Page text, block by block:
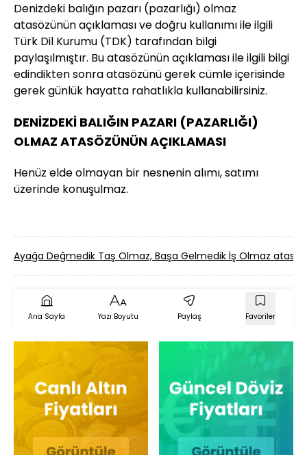
Denizdeki balığın pazarı (pazarlığı) olmaz
atasözünün açıklaması ve doğru kullanımı ile ilgili
Türk Dil Kurumu (TDK) tarafından bilgi
paylaşılmıştır. Bu atasözünün açıklaması ile ilgili bilgi
edindikten sonra atasözünü gerek cümle içerisinde
gerek günlük hayatta rahatlıkla kullanabilirsiniz.
DENİZDEKİ BALIĞIN PAZARI (PAZARLIĞI)
OLMAZ ATASÖZÜNÜN AÇIKLAMASI
Henüz elde olmayan bir nesnenin alımı, satımı
üzerinde konuşulmaz.
Ayağa Değmedik Taş Olmaz, Başa Gelmedik İş Olmaz
Ana Sayfa Yazı Boyutu Paylaş Favoriler